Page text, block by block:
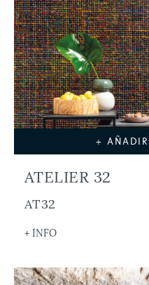
+
ATELIER 32
AT32
+ INFO